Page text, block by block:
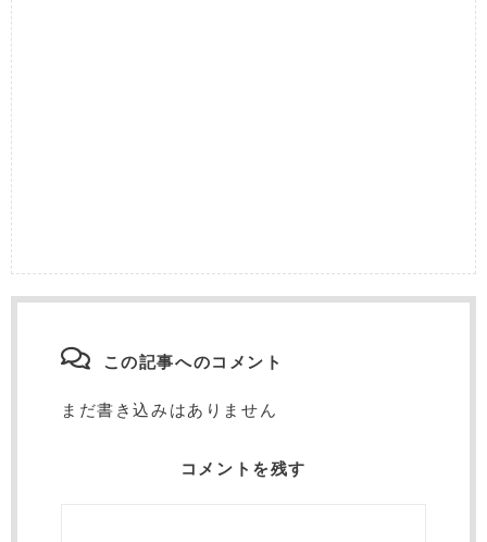
この記事へのコメント
まだ書き込みはありません
コメントを残す